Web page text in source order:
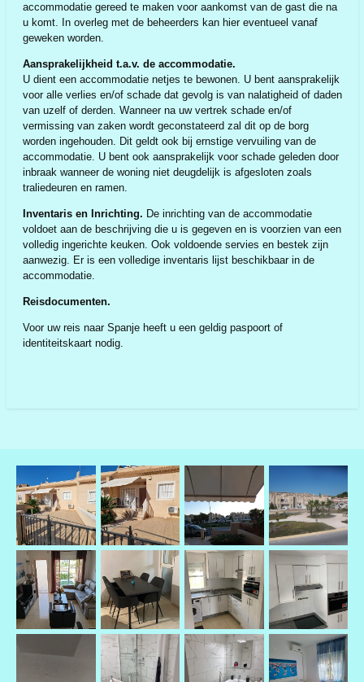
accommodatie gereed te maken voor aankomst van de gast die na
u komt. In overleg met de beheerders kan hier eventueel vanaf
geweken worden.
Aansprakelijkheid t.a.v. de accommodatie.
U dient een accommodatie netjes te bewonen. U bent aansprakelijk
voor alle verlies en/of schade dat gevolg is van nalatigheid of daden
van uzelf of derden. Wanneer na uw vertrek schade en/of
vermissing van zaken wordt geconstateerd zal dit op de borg
worden ingehouden. Dit geldt ook bij ernstige vervuiling van de
accommodatie. U bent ook aansprakelijk voor schade geleden door
inbraak wanneer de woning niet deugdelijk is afgesloten zoals
traliedeuren en ramen.
Inventaris en Inrichting. De inrichting van de accommodatie
voldoet aan de beschrijving die u is gegeven en is voorzien van een
volledig ingerichte keuken. Ook voldoende servies en bestek zijn
aanwezig. Er is een volledige inventaris lijst beschikbaar in de
accommodatie.
Reisdocumenten.
Voor uw reis naar Spanje heeft u een geldig paspoort of
identiteitskaart nodig.